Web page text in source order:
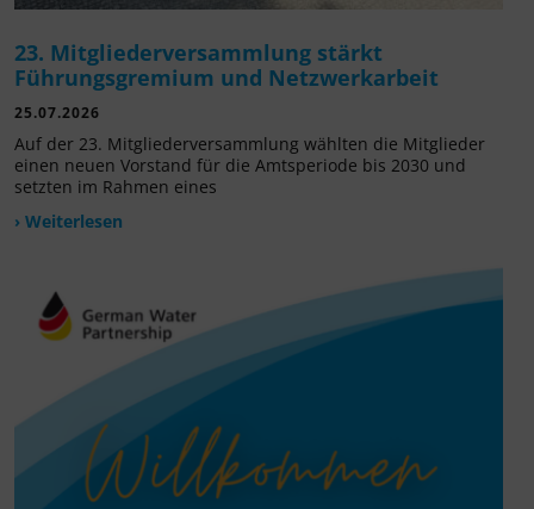
23. Mitgliederversammlung stärkt
Führungsgremium und Netzwerkarbeit
25.07.2026
Auf der 23. Mitgliederversammlung wählten die Mitglieder
einen neuen Vorstand für die Amtsperiode bis 2030 und
setzten im Rahmen eines
› Weiterlesen